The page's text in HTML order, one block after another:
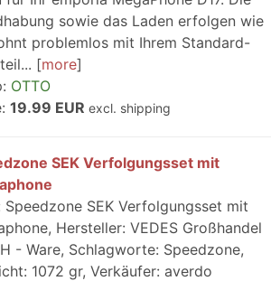
sowie das Laden erfolgen wie
problemlos mit Ihrem Standard-
more
OTTO
19.99 EUR excl. shipping
SEK Verfolgungsset mit
Speedzone SEK Verfolgungsset mit
Hersteller: VEDES Großhandel
- Ware, Schlagworte: Speedzone,
1072 gr, Verkäufer: averdo